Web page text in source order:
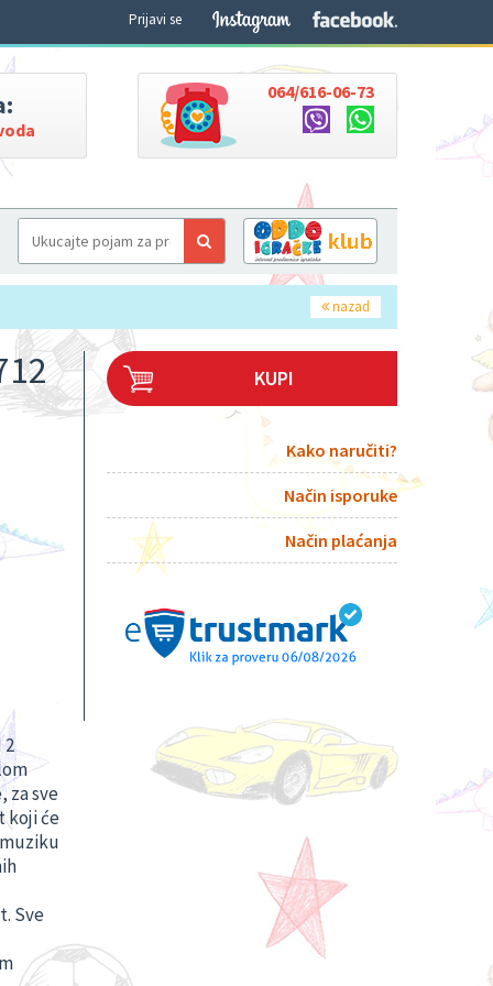
Prijavi se
064/616-06-73
nazad
2
za sve
koji će
Sve
KUPI
Kako naručiti?
Način isporuke
Način plaćanja